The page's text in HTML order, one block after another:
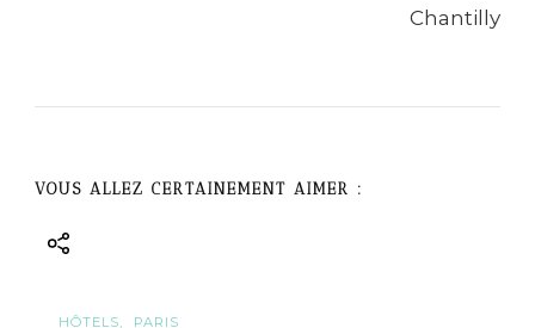
g
a
VOUS ALLEZ CERTAINEMENT AIMER :
HÔTELS PARIS